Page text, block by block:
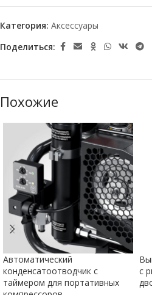
Категория: Аксессуары
Поделиться:
Похожие
Автоматический
конденсатоотводчик с
таймером для портативных
с